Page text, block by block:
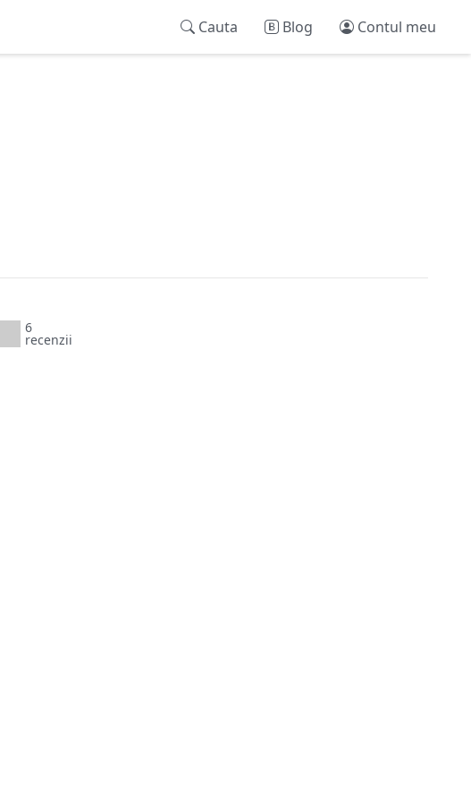
Cauta Blog Contul meu
6
recenzii